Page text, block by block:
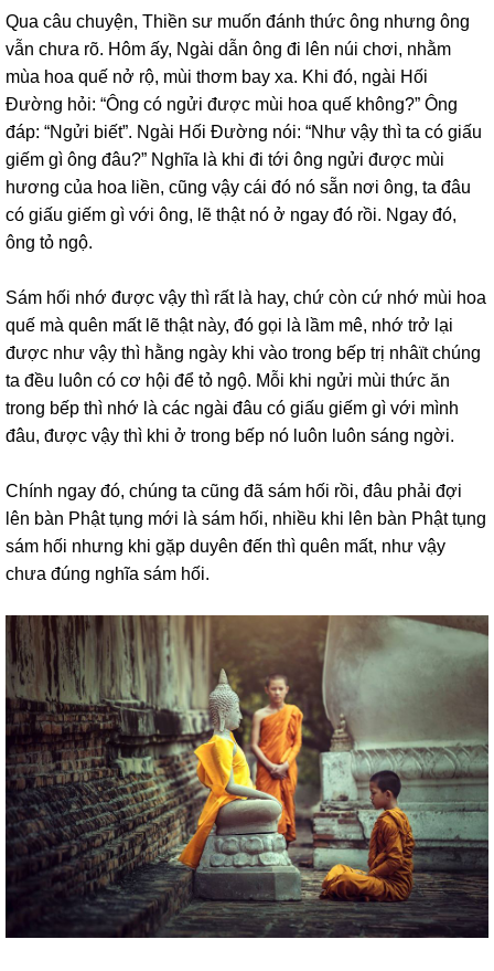
Qua câu chuyện, Thiền sư muốn đánh thức ông nhưng ông
vẫn chưa rõ. Hôm ấy, Ngài dẫn ông đi lên núi chơi, nhằm
mùa hoa quế nở rộ, mùi thơm bay xa. Khi đó, ngài Hối
Đường hỏi: “Ông có ngửi được mùi hoa quế không?” Ông
đáp: “Ngửi biết”. Ngài Hối Đường nói: “Như vậy thì ta có giấu
giếm gì ông đâu?” Nghĩa là khi đi tới ông ngửi được mùi
hương của hoa liền, cũng vậy cái đó nó sẵn nơi ông, ta đâu
có giấu giếm gì với ông, lẽ thật nó ở ngay đó rồi. Ngay đó,
ông tỏ ngộ.
Sám hối nhớ được vậy thì rất là hay, chứ còn cứ nhớ mùi hoa
quế mà quên mất lẽ thật này, đó gọi là lầm mê, nhớ trở lại
được như vậy thì hằng ngày khi vào trong bếp trị nhâït chúng
ta đều luôn có cơ hội để tỏ ngộ. Mỗi khi ngửi mùi thức ăn
trong bếp thì nhớ là các ngài đâu có giấu giếm gì với mình
đâu, được vậy thì khi ở trong bếp nó luôn luôn sáng ngời.
Chính ngay đó, chúng ta cũng đã sám hối rồi, đâu phải đợi
lên bàn Phật tụng mới là sám hối, nhiều khi lên bàn Phật tụng
sám hối nhưng khi gặp duyên đến thì quên mất, như vậy
chưa đúng nghĩa sám hối.